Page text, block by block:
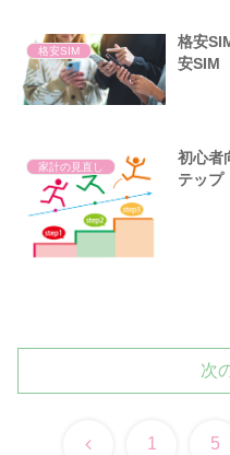
格安SIM
格安
安SIM
家計の見直し
初心者
テップ
次
前 1 5